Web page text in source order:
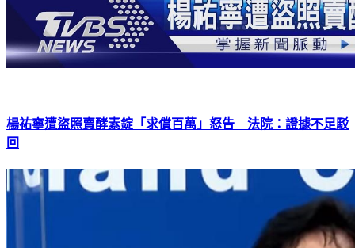
楊祐寧遭盜照賣酵素錠「求償百萬」怒告 法院：證據不足駁
回